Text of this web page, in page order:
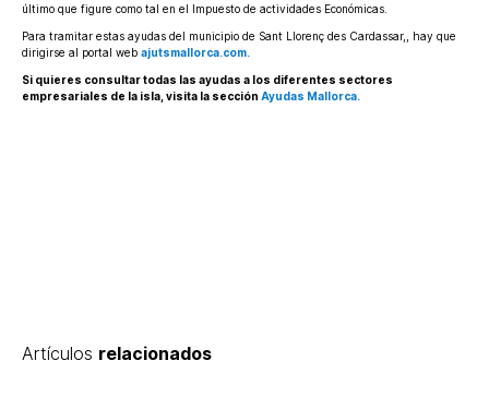
último que figure como tal en el Impuesto de actividades Económicas.
Para tramitar estas ayudas del municipio de Sant Llorenç des Cardassar,, hay que
dirigirse al portal web ajutsmallorca.com.
Si quieres consultar todas las ayudas a los diferentes sectores
empresariales de la isla, visita la sección Ayudas Mallorca.
Artículos relacionados